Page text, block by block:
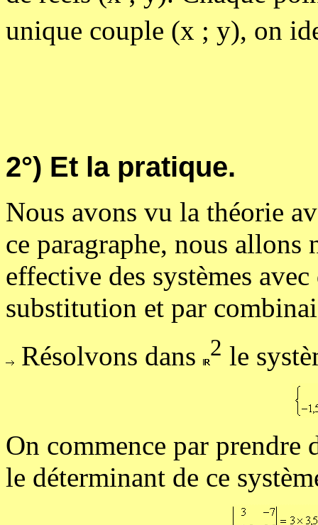
unique couple (x ; y), on
2°) Et la pratique.
Nous avons vu la théorie
ce paragraphe, nous allons
effective des systèmes
substitution et par
Résolvons dans
2 le
On commence par prendre
le déterminant de ce